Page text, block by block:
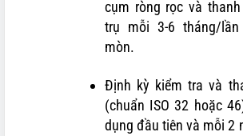
cụm ròng rọc và
trụ mỗi 3-6 tháng/
mòn.
Định kỳ kiểm tra và
(chuẩn ISO 32 hoặc
dụng đầu tiên và mỗi 2